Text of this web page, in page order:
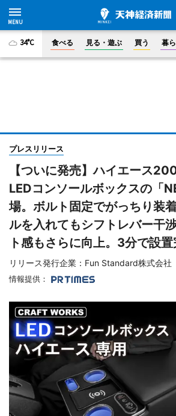
34°C 食べる 見る・遊ぶ 買う 暮
プレスリリース
【ついに発売】ハイエース
LEDコンソールボックスの「
場。ボルト固定でがっちり装
ルを入れてもシフトレバー干
ト感もさらに向上。3分で設置
リリース発行企業：Fun Standard株式会社
情報提供：